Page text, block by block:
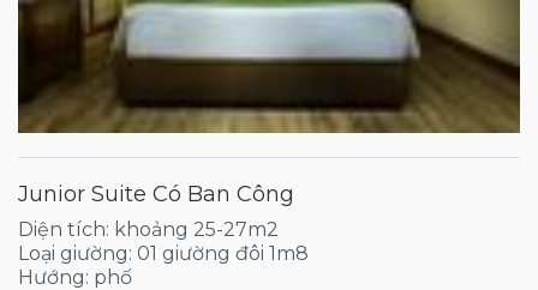
Junior Suite Có Ban Công
Diện tích: khoảng 25-27m2
Loại giường: 01 giường đôi 1m8
Hướng: phố